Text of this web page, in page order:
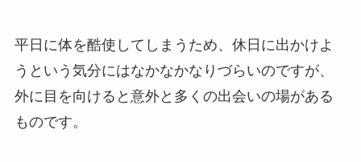
平日に体を酷使してしまうため、休日に出かけよ
うという気分にはなかなかなりづらいのですが、
外に目を向けると意外と多くの出会いの場がある
ものです。